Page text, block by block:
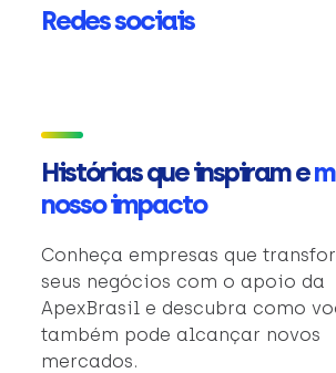
Redes sociais
Histórias que inspiram e
nosso impacto
Conheça empresas que
seus negócios com o apoio da
ApexBrasil e descubra como
também pode alcançar novos
mercados.